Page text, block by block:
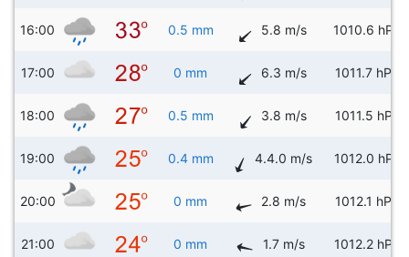
16:00 0.5 mm 5.8 m/s 1010.6 hPa
17:00 0 mm 6.3 m/s 1011.7 hPa
18:00 0.5 mm 3.8 m/s 1011.5 hPa
19:00 0.4 mm 4.4.0 m/s 1012.0 hPa
20:00 0 mm 2.8 m/s 1012.1 hPa
21:00 0 mm 1.7 m/s 1012.2 hPa